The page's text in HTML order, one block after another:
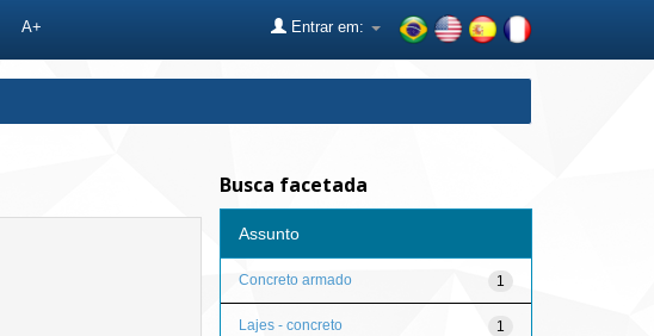
A+ Entrar em:
Busca facetada
Assunto
1
Concreto armado
1
Lajes - concreto